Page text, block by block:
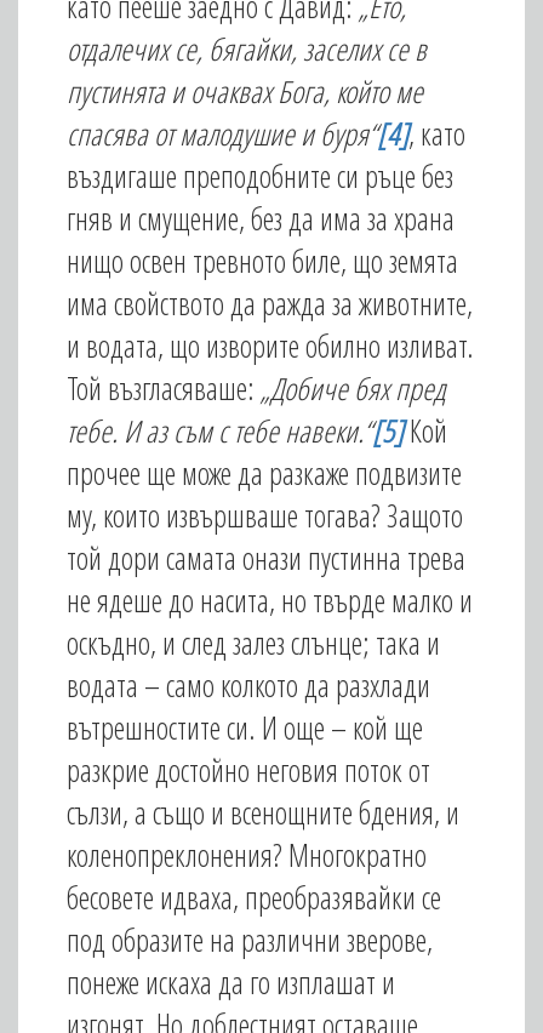
отдалечих се, бягайки, заселих се в
пустинята и очаквах Бога, който ме
спасява от малодушие и буря“[4], като
въздигаше преподобните си ръце без
гняв и смущение, без да има за храна
нищо освен тревното биле, що земята
има свойството да ражда за животните,
и водата, що изворите обилно изливат.
Той възгласяваше: „Добиче бях пред
тебе. И аз съм с тебе навеки.“[5]Кой
прочее ще може да разкаже подвизите
му, които извършваше тогава? Защото
той дори самата онази пустинна трева
не ядеше до насита, но твърде малко и
оскъдно, и след залез слънце; така и
водата – само колкото да разхлади
вътрешностите си. И още – кой ще
разкрие достойно неговия поток от
сълзи, а също и всенощните бдения, и
коленопреклонения? Многократно
бесовете идваха, преобразявайки се
под образите на различни зверове,
понеже искаха да го изплашат и
изгонят. Но доблестният оставаше